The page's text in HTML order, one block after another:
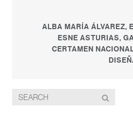
ALBA MARÍA ÁLVAREZ,
ESNE ASTURIAS,
CERTAMEN